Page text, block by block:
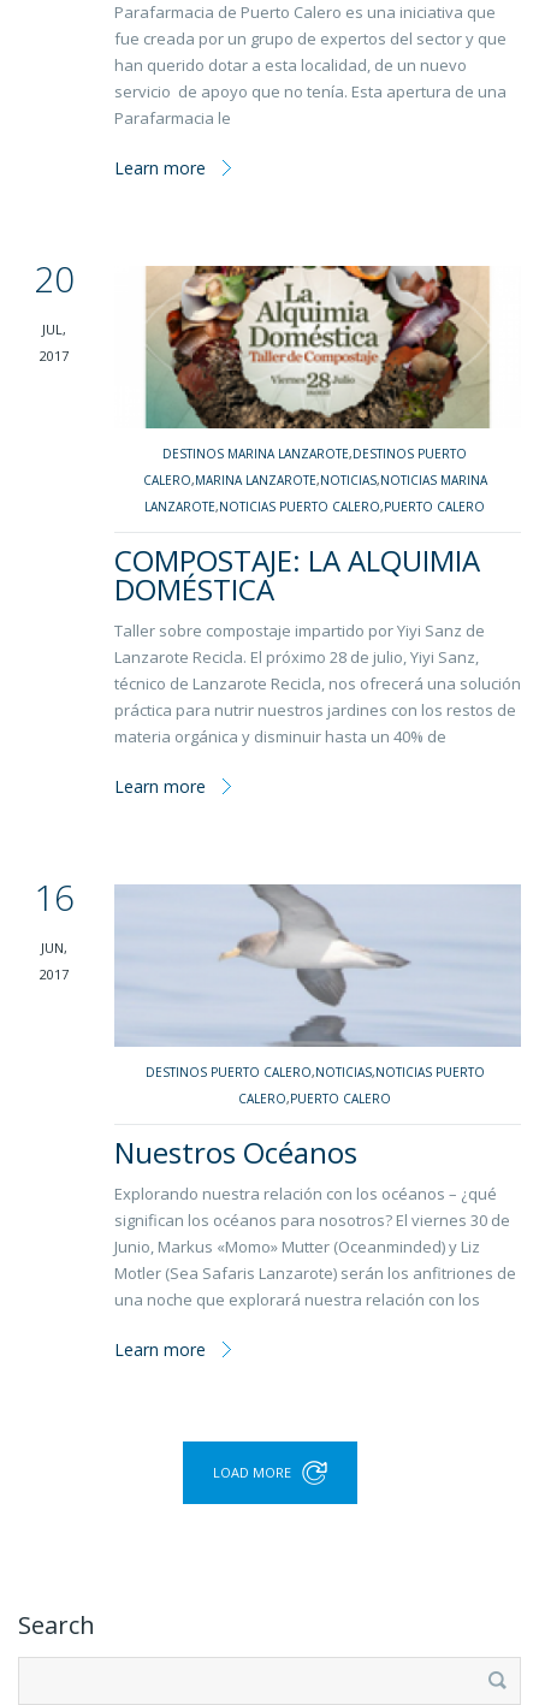
Parafarmacia de Puerto Calero es una iniciativa que
fue creada por un grupo de expertos del sector y que
han querido dotar a esta localidad, de un nuevo
servicio de apoyo que no tenía. Esta apertura de una
Parafarmacia le
Learn more
20
JUL,
2017
DESTINOS MARINA LANZAROTE,DESTINOS PUERTO
CALERO,MARINA LANZAROTE,NOTICIAS,NOTICIAS MARINA
LANZAROTE,NOTICIAS PUERTO CALERO,PUERTO CALERO
COMPOSTAJE: LA ALQUIMIA
DOMÉSTICA
Taller sobre compostaje impartido por Yiyi Sanz de
Lanzarote Recicla. El próximo 28 de julio, Yiyi Sanz,
técnico de Lanzarote Recicla, nos ofrecerá una solución
práctica para nutrir nuestros jardines con los restos de
materia orgánica y disminuir hasta un 40% de
Learn more
16
JUN,
2017
DESTINOS PUERTO CALERO,NOTICIAS,NOTICIAS PUERTO
CALERO,PUERTO CALERO
Nuestros Océanos
Explorando nuestra relación con los océanos – ¿qué
significan los océanos para nosotros? El viernes 30 de
Junio, Markus «Momo» Mutter (Oceanminded) y Liz
Motler (Sea Safaris Lanzarote) serán los anfitriones de
una noche que explorará nuestra relación con los
Learn more
LOAD MORE
Search